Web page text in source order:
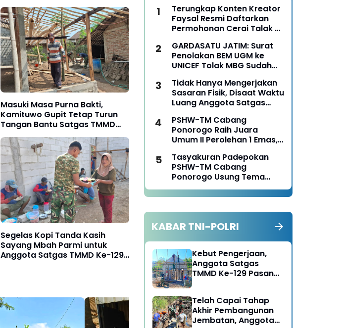
Masuki Masa Purna Bakti,
Kamituwo Gupit Tetap Turun
Tangan Bantu Satgas TMMD
Rehab Rumah Warganya
Segelas Kopi Tanda Kasih
Sayang Mbah Parmi untuk
Anggota Satgas TMMD Ke-129
Terungkap Konten Kreator
Faysal Resmi Daftarkan
Permohonan Cerai Talak Di
Ponorogo
GARDASATU JATIM: Surat
Penolakan BEM UGM ke
UNICEF Tolak MBG Sudah
Tidak Hanya Mengerjakan
Sasaran Fisik, Disaat Waktu
Luang Anggota Satgas
Tangan Bantu Warga
Panen Jagung
PSHW-TM Cabang
Ponorogo Raih Juara
Umum II Perolehan 1 Emas,
pada Kejurkab IPSI
Ponorogo Tahun 2026
Tasyakuran Padepokan
PSHW-TM Cabang
Ponorogo Usung Tema
Bersatu dalam
Persaudaraan, Berkarya
Tanggungjawab
KABAR TNI-POLRI
Kebut Pengerjaan,
Anggota Satgas
TMMD Ke-129 Pasang
RTLH
Telah Capai Tahap
Akhir Pembangunan
Jembatan, Anggota